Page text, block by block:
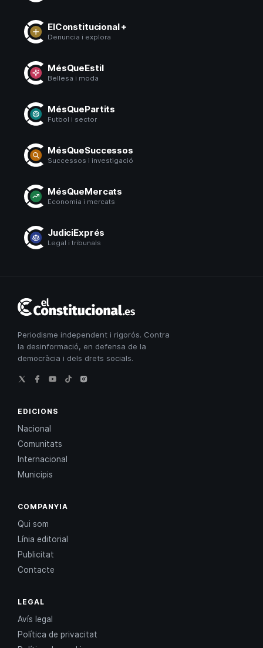
ElConstitucional +
Denuncia i explora
MésQueEstil
Bellesa i moda
MésQuePartits
Futbol i sector
MésQueSuccessos
Successos i investigació
MésQueMercats
Economia i mercats
JudiciExprés
Legal i tribunals
Constitucional
Periodisme independent i rigorós. Contra
la desinformació, en defensa de la
democràcia i dels drets socials.
EDICIONS
Nacional
Comunitats
Internacional
Municipis
COMPANYIA
Qui som
Línia editorial
Publicitat
Contacte
LEGAL
Avís legal
Política de privacitat